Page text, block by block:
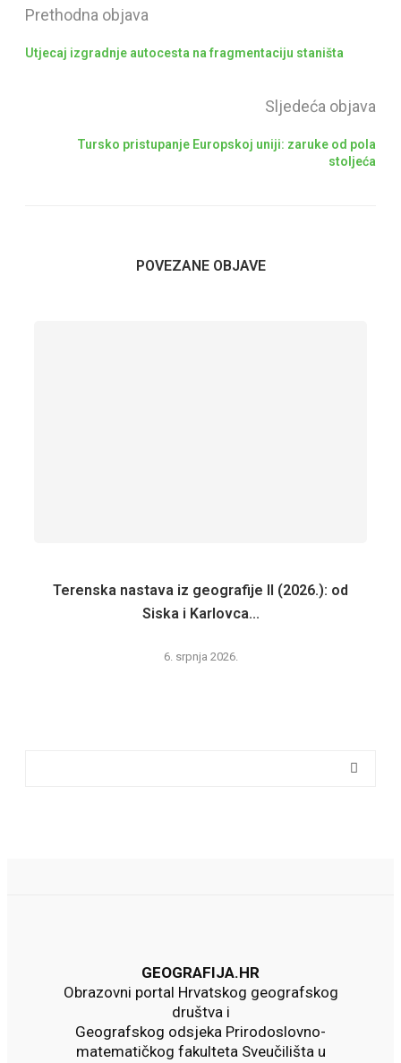
Prethodna objava
Utjecaj izgradnje autocesta na fragmentaciju staništa
Sljedeća objava
Tursko pristupanje Europskoj uniji: zaruke od pola
stoljeća
POVEZANE OBJAVE
Terenska nastava iz geografije II (2026.): od
Siska i Karlovca...
6. srpnja 2026.
GEOGRAFIJA.HR
Obrazovni portal Hrvatskog geografskog
društva i
Geografskog odsjeka Prirodoslovno-
matematičkog fakulteta Sveučilišta u